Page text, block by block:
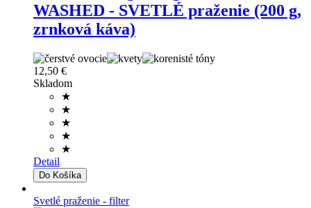
WASHED - SVETLÉ praženie (200 g,
zrnková káva)
12,50 €
Skladom
★
★
★
★
★
Detail
Svetlé praženie - filter